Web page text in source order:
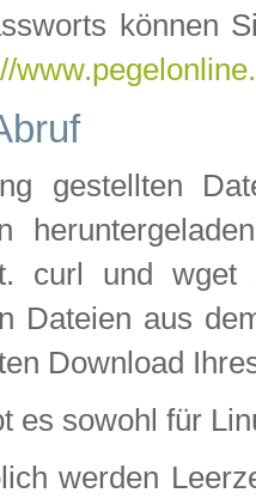
können
gestellten
curl und wget
Dateien aus
Download
es sowohl für
werden